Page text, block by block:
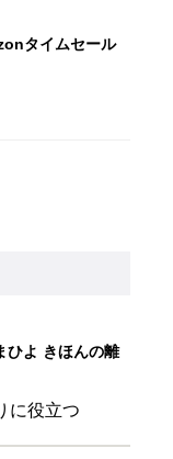
に役立つ
らえる補助
れない」に収納